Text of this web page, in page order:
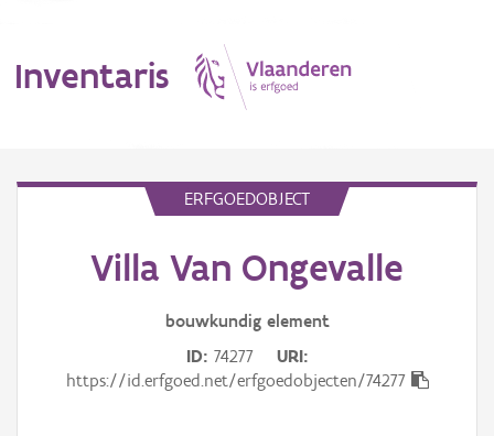
Inventaris
Erfgoedobject
ERFGOEDOBJECT
Villa Van Ongevalle
bouwkundig element
ID 74277
URI
https://id.erfgoed.net/erfgoedobjecten/74277